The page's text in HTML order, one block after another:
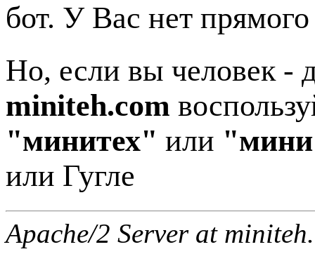
бот. У Вас нет
Но, если вы человек -
miniteh.com
"минитех" или "мини
или Гугле
Apache/2 Server at